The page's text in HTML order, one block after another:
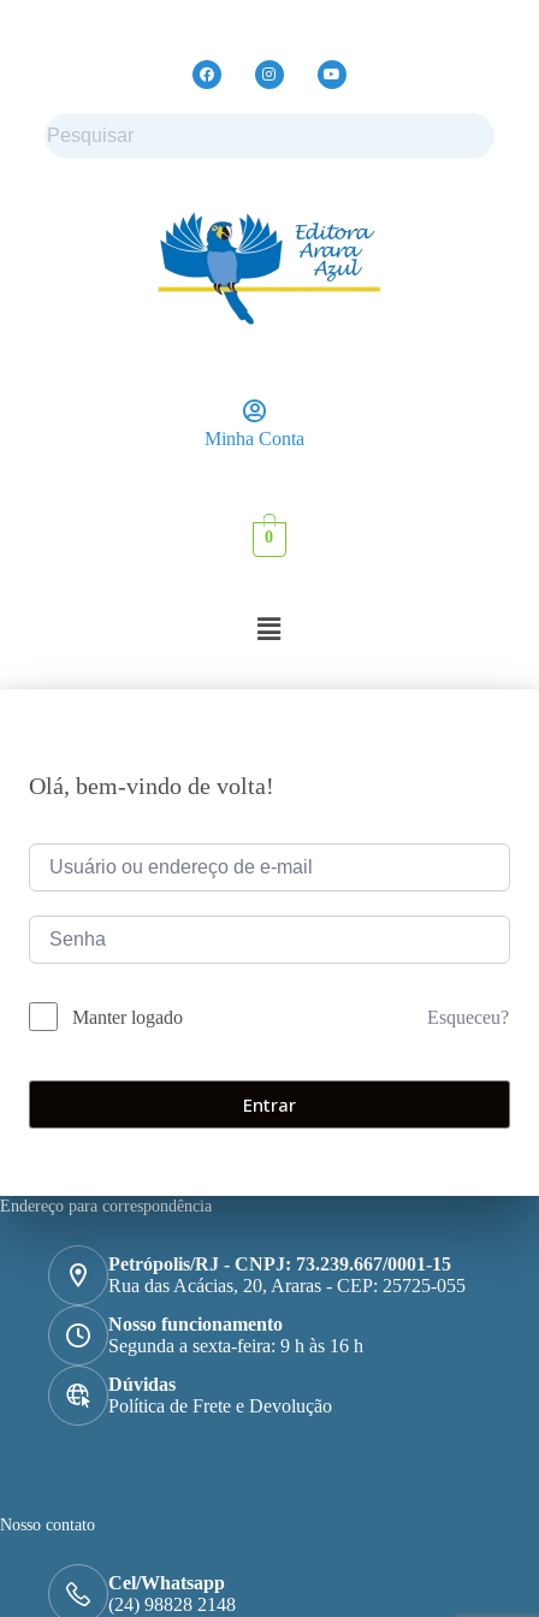
Minha Conta
0
Olá, bem-vindo de volta!
Manter logado Esqueceu?
Entrar
Endereço para correspondência
Petrópolis/RJ - CNPJ: 73.239.667/0001-15
Rua das Acácias, 20, Araras - CEP: 25725-055
Nosso funcionamento
Segunda a sexta-feira: 9 h às 16 h
Dúvidas
Política de Frete e Devolução
Nosso contato
Cel/Whatsapp
(24) 98828 2148